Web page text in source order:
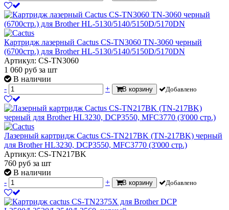
Картридж лазерный Cactus CS-TN3060 TN-3060 черный
(6700стр.) для Brother HL-5130/5140/5150D/5170DN
Артикул: CS-TN3060
1 060 руб за шт
В наличии
-
+ В корзину Добавлено
Лазерный картридж Cactus CS-TN217BK (TN-217BK) черный
для Brother HL3230, DCP3550, MFC3770 (3'000 стр.)
Артикул: CS-TN217BK
760 руб за шт
В наличии
-
+ В корзину Добавлено